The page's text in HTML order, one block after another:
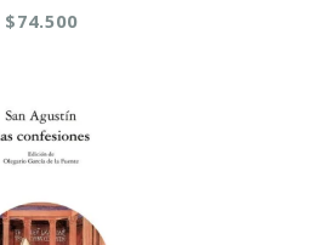
$74.500